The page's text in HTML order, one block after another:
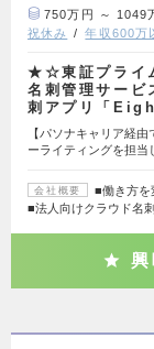
750万円 ～ 1049
祝休み
年収600万
★☆東証プライ
名刺管理サー
刺アプリ「
【パソナキャリア経
ーライティングを担当
会社概要
■働き方を
■法人向けクラウド名
興